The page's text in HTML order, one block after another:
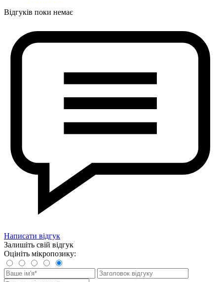
Відгуків поки немає
Написати відгук
Залишіть свій відгук
Оцініть мікропозику: